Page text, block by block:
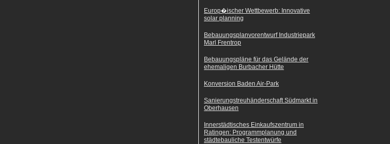
Europ�ischer Wettbewerb: Innovative
solar planning
Bebauungsplanvorentwurf Industriepark
Marl Frentrop
Bebauungspläne für das Gelände der
ehemaligen Burbacher Hütte
Konversion Baden Air-Park
Sanierungstreuhänderschaft Südmarkt in
Oberhausen
Innerstädtisches Einkaufszentrum in
Ratingen: Programmplanung und
städtebauliche Testentwürfe